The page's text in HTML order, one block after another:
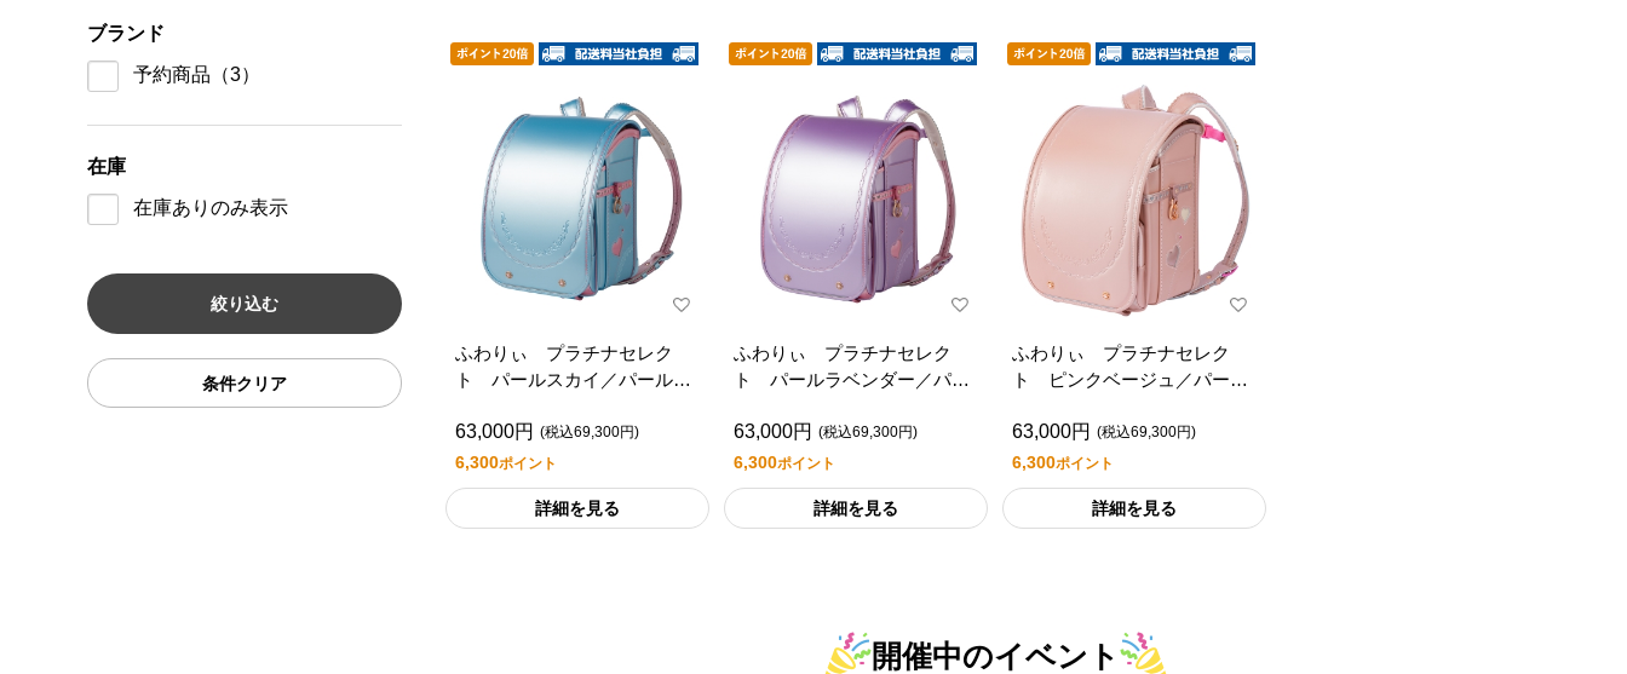
ブランド
予約商品 （3）
在庫
在庫ありのみ表示
条件クリア
ふわりぃ プラチナセレク
ト パールスカイ／パールピ
63,000円 (税込69,300円)
6,300ポイント
詳細を見る
ふわりぃ プラチナセレク
ト パールラベンダー／パー
63,000円 (税込69,300円)
6,300ポイント
詳細を見る
ふわりぃ プラチナセレク
ト ピンクベージュ／パール
63,000円 (税込69,300円)
6,300ポイント
詳細を見る
開催中のイベント